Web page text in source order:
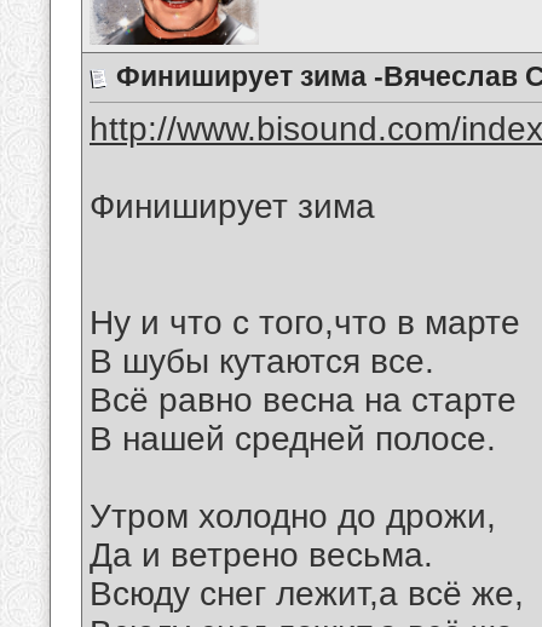
Финиширует зима -Вячеслав
http://www.bisound.com/
Финиширует зима
Ну и что с того,что в марте
В шубы кутаются все.
Всё равно весна на старте
В нашей средней полосе.
Утром холодно до дрожи,
Да и ветрено весьма.
Всюду снег лежит,а всё же,